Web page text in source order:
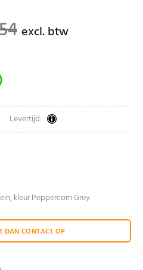
excl. btw
Levertijd:
kleur Peppercorn Grey.
DAN CONTACT OP